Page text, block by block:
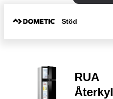
Stöd
RUA